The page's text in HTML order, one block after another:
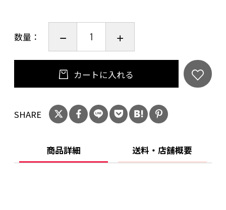
で仕立てられます。
支配人であるフレデリック・アンジェラ氏自身
が、もはやセカンドワインと呼ぶことを躊躇す
る、高いレベルに達した逸品です。
店は20歳未満の方への酒類の販売はいたしてお
ご購入時、「ご注文手続き」画面の「お問い合
わせ欄」に、生年月日を必ず入力してくださ
数量：
カートに入れる
SHARE
商品詳細 送料・店舗概要